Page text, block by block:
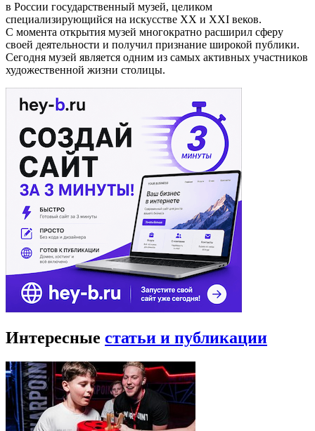
в России государственный музей, целиком
специализирующийся на искусстве XX и XXI веков.
С момента открытия музей многократно расширил сферу
своей деятельности и получил признание широкой публики.
Сегодня музей является одним из самых активных участников
художественной жизни столицы.
Интересные статьи и публикации